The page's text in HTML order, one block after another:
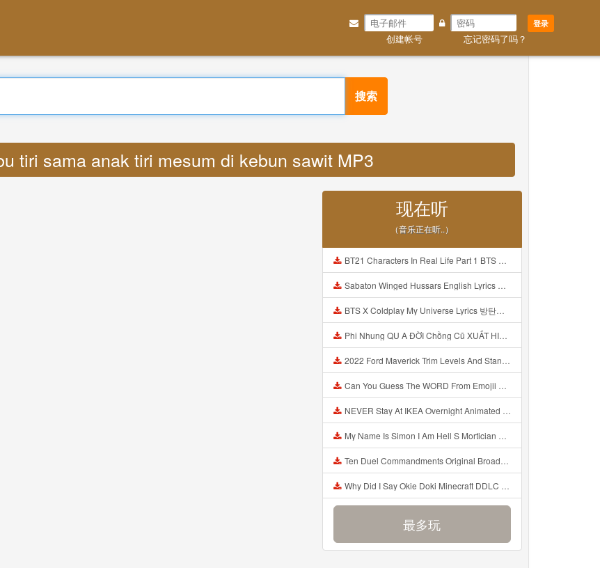
登录
创建帐号 忘记密码了吗？
搜索
tiri sama anak tiri mesum di kebun sawit MP3
现在听
（音乐正在听..）
BT21 Characters In Real Life Part 1 BTS AND BT21 방탄소년단 BT21 BT21아가들은 아빠조아 따라쟁이들 BTS Vs BT21 Mp3
Sabaton Winged Hussars English Lyrics Mp3
BTS X Coldplay My Universe Lyrics 방탄소년단 콜드플레이 My Universe 가사 Color Coded Lyrics Han Rom Eng Mp3
Phi Nhung QU A ĐỜI Chồng Cũ XUẤT HIỆN Khóc Hối Hận Vì Làm Điều KHỦNG KHIẾP Với Cô Mp3
2022 Ford Maverick Trim Levels And Standard Features Explained Mp3
Can You Guess The WORD From Emojii COMPOUND WORD EMOJII CHALLENGE 90 PEOPLE FAIL Guess Mp3
NEVER Stay At IKEA Overnight Animated SCP 3008 Horror Story Mp3
My Name Is Simon I Am Hell S Mortician And I Am Going To Kill God Creepypasta Mp3
Ten Duel Commandments Original Broadway Cast Of Hamilton Lyrics Mp3
Why Did I Say Okie Doki Minecraft DDLC Animated Music Video Song By The Stupendium Mp3
最多玩